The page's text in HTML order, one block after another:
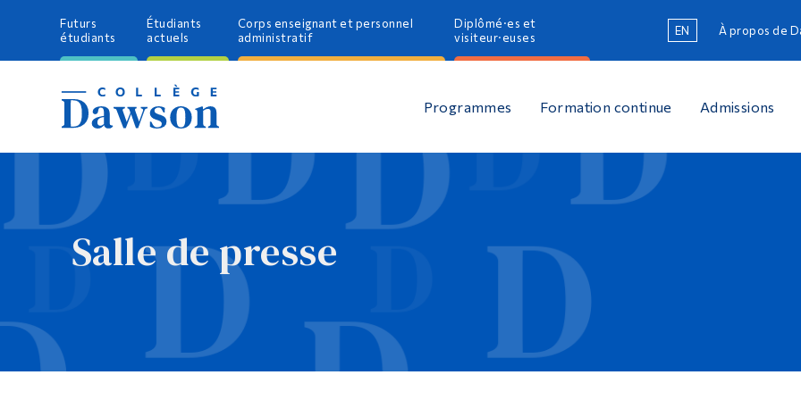
Futurs
étudiants
Étudiants
actuels
Corps enseignant et personnel
administratif
Diplômé·es et
visiteur·euses
EN À propos de
Programmes Formation continue Admissions
Salle de presse